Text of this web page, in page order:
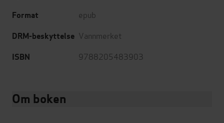
Format epub
DRM-beskyttelse Vannmerket
ISBN 9788205483903
Om boken